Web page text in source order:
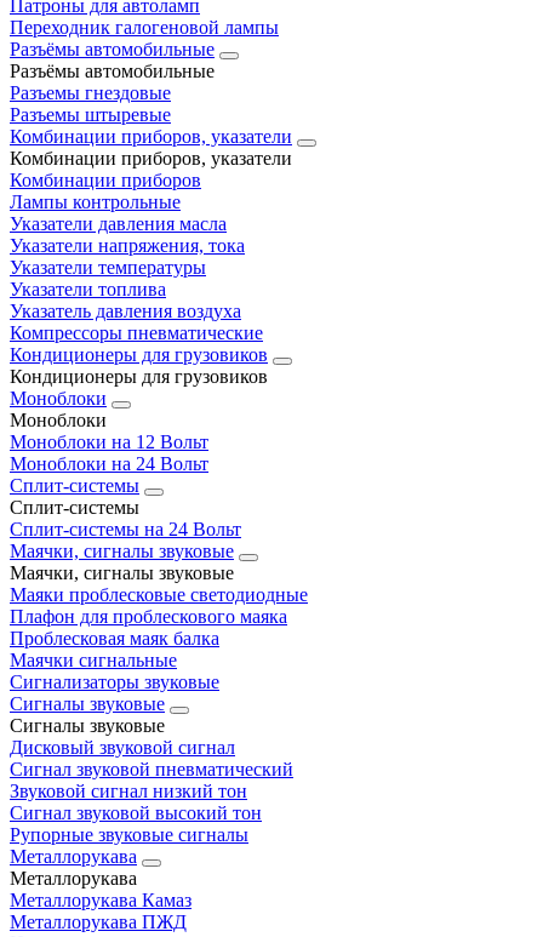
Патроны для автоламп
Переходник галогеновой лампы
Разъёмы автомобильные
Разъёмы автомобильные
Разъемы гнездовые
Разъемы штыревые
Комбинации приборов, указатели
Комбинации приборов, указатели
Комбинации приборов
Лампы контрольные
Указатели давления масла
Указатели напряжения, тока
Указатели температуры
Указатели топлива
Указатель давления воздуха
Компрессоры пневматические
Кондиционеры для грузовиков
Кондиционеры для грузовиков
Моноблоки
Моноблоки
Моноблоки на 12 Вольт
Моноблоки на 24 Вольт
Сплит-системы
Сплит-системы
Сплит‑системы на 24 Вольт
Маячки, сигналы звуковые
Маячки, сигналы звуковые
Маяки проблесковые светодиодные
Плафон для проблескового маяка
Проблесковая маяк балка
Маячки сигнальные
Сигнализаторы звуковые
Сигналы звуковые
Сигналы звуковые
Дисковый звуковой сигнал
Сигнал звуковой пневматический
Звуковой сигнал низкий тон
Сигнал звуковой высокий тон
Рупорные звуковые сигналы
Металлорукава
Металлорукава
Металлорукава Камаз
Металлорукава ПЖД